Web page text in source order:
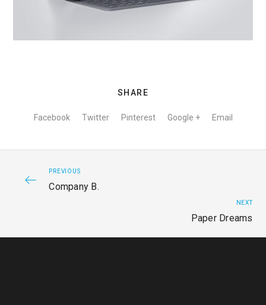
SHARE
Facebook Twitter Pinterest Google + Email
PREVIOUS
Company B.
NEXT
Paper Dreams